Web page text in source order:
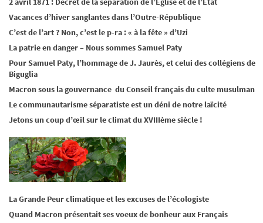
Vacances d’hiver sanglantes dans l’Outre-République
C’est de l’art ? Non, c’est le p-ra : « à la fête » d’Uzi
La patrie en danger – Nous sommes Samuel Paty
Pour Samuel Paty, l’hommage de J. Jaurès, et celui des collégiens de
Biguglia
Macron sous la gouvernance du Conseil français du culte musulman
Le communautarisme séparatiste est un déni de notre laïcité
Jetons un coup d’œil sur le climat du XVIIIème siècle !
La Grande Peur climatique et les excuses de l’écologiste
Quand Macron présentait ses voeux de bonheur aux Français